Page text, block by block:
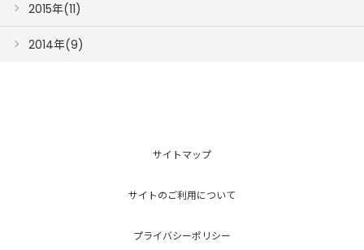
2015年(11)
2014年(9)
サイトマップ
サイトのご利用について
プライバシーポリシー